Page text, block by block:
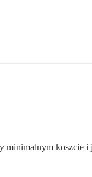
minimalnym koszcie